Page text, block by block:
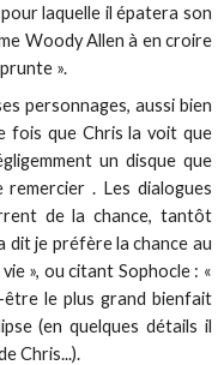
laquelle il épatera son
Woody Allen à en croire
».
personnages, aussi bien
fois que Chris la voit que
un disque que
. Les dialogues
de la chance, tantôt
dit je préfère la chance au
», ou citant Sophocle : «
le plus grand bienfait
(en quelques détails il
Chris...).